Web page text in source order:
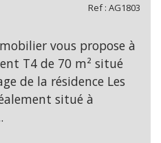
Ref : AG1803
vous propose à
T4 de 70 m² situé
de la résidence Les
situé à